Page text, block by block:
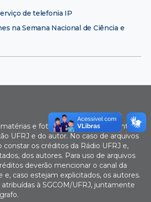
de telefonia IP
na Semana Nacional de Ciência e
e fotografias é livre mediante
UFRJ e do autor. No caso de arquivos
constar os créditos da Rádio UFRJ e,
dos autores. Para uso de arquivos
deverão mencionar o canal da
e, caso estejam explicitados, os autores.
à SGCOM/UFRJ, juntamente